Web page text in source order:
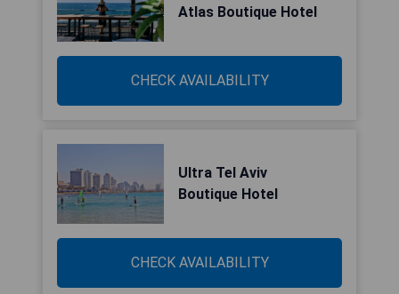
Atlas Boutique Hotel
CHECK AVAILABILITY
Ultra Tel Aviv
Boutique Hotel
CHECK AVAILABILITY